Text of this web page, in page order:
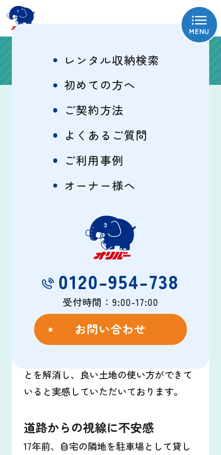
MENU
レンタル収納検索
初めての方へ
ご契約方法
よくあるご質問
ご利用事例
オーナー様へ
0120-954-738
受付時間：9:00-17:00
お問い合わせ
オーナー様の声
屋外型コンテナタイプ
ご自宅前の駐車場をコンテナ用地として
とを解消し、良い土地の使い方ができて
いると実感していただいております。
道路からの視線に不安感
17年前、自宅の隣地を駐車場として貸し